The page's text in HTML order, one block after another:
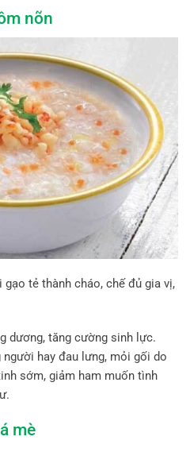
nõn
tẻ thành cháo, chế đủ gia vị,
dương, tăng cường sinh lực.
hay đau lưng, mỏi gối do
sớm, giảm ham muốn tình
mè